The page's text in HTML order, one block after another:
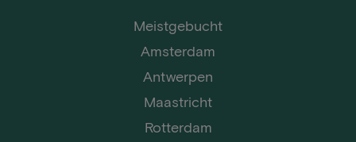
Meistgebucht
Amsterdam
Antwerpen
Maastricht
Rotterdam